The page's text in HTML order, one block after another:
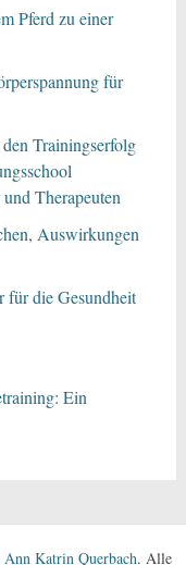
Pferd zu einer
für
Trainingserfolg
Therapeuten
Auswirkungen
für die Gesundheit
Ein
Katrin Querbach. Alle